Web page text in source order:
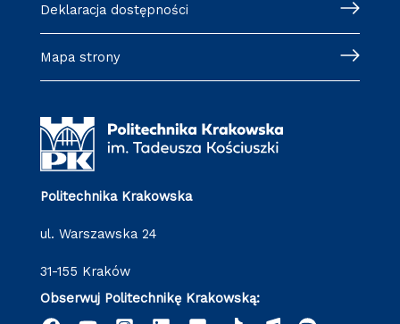
Deklaracja dostępności
Mapa strony
Politechnika Krakowska
ul. Warszawska 24
31-155 Kraków
Obserwuj Politechnikę Krakowską: